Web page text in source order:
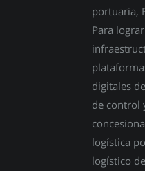
portuaria,
Para
digitales
de control
logística
logístico